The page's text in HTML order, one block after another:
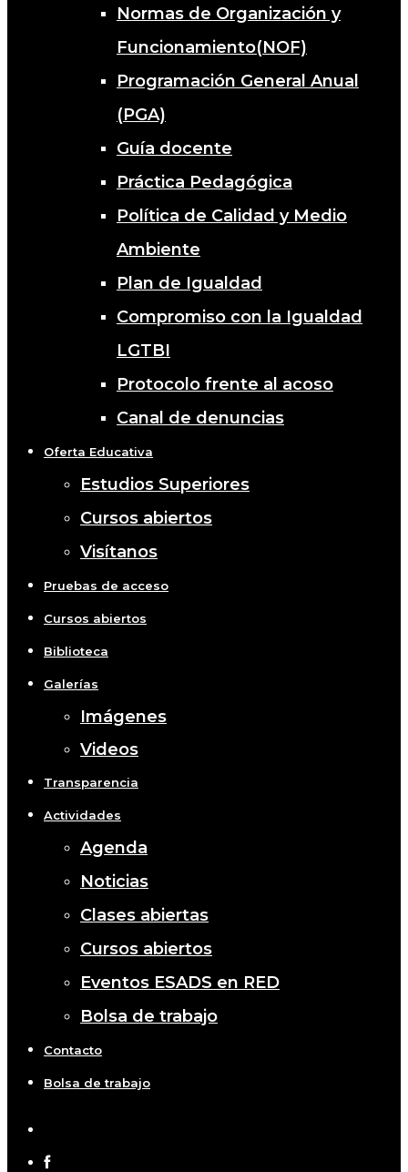
Normas de Organización y
Funcionamiento(NOF)
Programación General Anual
(PGA)
Guía docente
Práctica Pedagógica
Política de Calidad y Medio
Ambiente
Plan de Igualdad
Compromiso con la Igualdad
LGTBI
Protocolo frente al acoso
Canal de denuncias
Oferta Educativa
Estudios Superiores
Cursos abiertos
Visítanos
Pruebas de acceso
Cursos abiertos
Biblioteca
Galerías
Imágenes
Videos
Transparencia
Actividades
Agenda
Noticias
Clases abiertas
Cursos abiertos
Eventos ESADS en RED
Bolsa de trabajo
Contacto
Bolsa de trabajo
twitter
facebook